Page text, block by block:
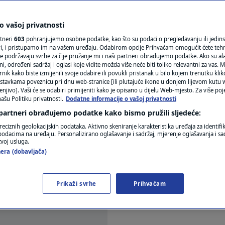
N1(DIS)INFO
FOTO
VIDEO
u cijeloj EU. Više od 20 posto podzemnih voda
štetne tvari, poput žive, kadmija i drugih,
Europska agencija za okoliš.Pročitaj više
vašoj privatnosti
603 pohranjujemo osobne podatke, kao što su podaci o pregledavanju ili
i pristupamo im na vašem uređaju. Odabirom opcije Prihvaćam omogućit ćete
podržavaju svrhe za čije pružanje mi i naši partneri obrađujemo podatke. Ako su
određeni sadržaj i oglasi koje vidite možda više neće biti toliko relevantni za vas.
kako biste izmijenili svoje odabire ili povukli pristanak u bilo kojem trenutku
poveznicu pri dnu web-stranice [ili plutajuće ikone u donjem lijevom kutu
Vaši će se odabiri primijeniti kako je opisano u dijelu Web-mjesto. Za više
Politiku privatnosti. Dodatne informacije o vašoj privatnosti
obrađujemo podatke kako bismo pružili sljedeće:
geolokacijskih podataka. Aktivno skeniranje karakteristika uređaja za
na uređaju. Personalizirano oglašavanje i sadržaj, mjerenje oglašavanja i
usluga.
(dobavljača)
Prikaži svrhe Prihvaćam